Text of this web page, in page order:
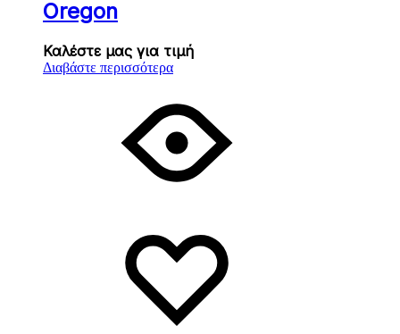
Oregon
Καλέστε μας για τιμή
Διαβάστε περισσότερα